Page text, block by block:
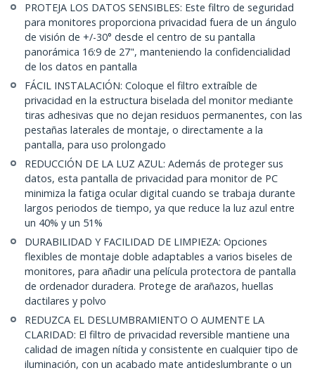
PROTEJA LOS DATOS SENSIBLES: Este filtro de seguridad
para monitores proporciona privacidad fuera de un ángulo
de visión de +/-30° desde el centro de su pantalla
panorámica 16:9 de 27", manteniendo la confidencialidad
de los datos en pantalla
FÁCIL INSTALACIÓN: Coloque el filtro extraíble de
privacidad en la estructura biselada del monitor mediante
tiras adhesivas que no dejan residuos permanentes, con las
pestañas laterales de montaje, o directamente a la
pantalla, para uso prolongado
REDUCCIÓN DE LA LUZ AZUL: Además de proteger sus
datos, esta pantalla de privacidad para monitor de PC
minimiza la fatiga ocular digital cuando se trabaja durante
largos periodos de tiempo, ya que reduce la luz azul entre
un 40% y un 51%
DURABILIDAD Y FACILIDAD DE LIMPIEZA: Opciones
flexibles de montaje doble adaptables a varios biseles de
monitores, para añadir una película protectora de pantalla
de ordenador duradera. Protege de arañazos, huellas
dactilares y polvo
REDUZCA EL DESLUMBRAMIENTO O AUMENTE LA
CLARIDAD: El filtro de privacidad reversible mantiene una
calidad de imagen nítida y consistente en cualquier tipo de
iluminación, con un acabado mate antideslumbrante o un